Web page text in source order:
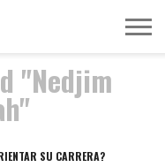
"Nedjim
SU CARRERA?